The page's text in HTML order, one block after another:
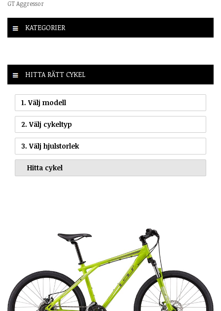
GT Aggressor
KATEGORIER
HITTA RÄTT CYKEL
1. Välj modell
2. Välj cykeltyp
3. Välj hjulstorlek